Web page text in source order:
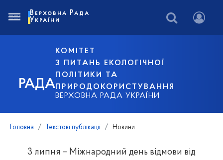
РАДА
КОМІТЕТ
З ПИТАНЬ ЕКОЛОГІЧНОЇ
ПОЛІТИКИ ТА
ПРИРОДОКОРИСТУВАННЯ
ВЕРХОВНА РАДА УКРАЇНИ
Верховна Рада
України
Головна Текстові публікації Новини
3 липня – Міжнародний день відмови від